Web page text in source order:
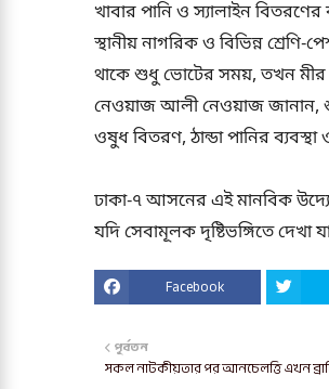
খাবার পানি ও স্যালাইন
স্থানীয় নাগরিক ও বিভিন্ন
থাকে শুধু ভোটের সময়, তখন মীর
নেওয়াজ আলী নেওয়াজ জানান, শুধু
ওষুধ বিতরণ, ঠান্ডা পানির
ঢাকা-৭ আসনের এই মানবিক
যদি সেবামূলক দৃষ্টিভঙ্গিতে দেখা
Facebook
পূর্বতন
সকল নাটকীয়তার পর আনচেলত্তি এখন